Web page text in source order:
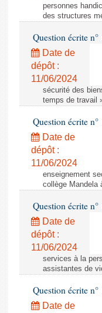
personnes
des structures
Question écrite
Date de
dépôt :
11/06/2024
sécurité des
temps de travail
Question écrite
Date de
dépôt :
11/06/2024
enseignement
collège Mandela
Question écrite
Date de
dépôt :
11/06/2024
services à la
assistantes de
Question écrite
Date de